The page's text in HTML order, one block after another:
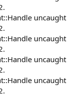
uncaught
uncaught
uncaught
uncaught